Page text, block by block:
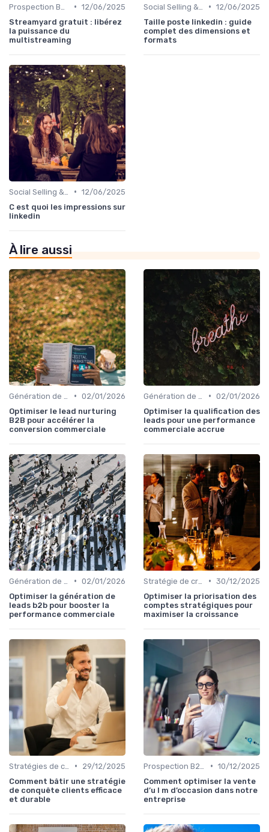
• 12/06/2025
Streamyard gratuit : libérez
la puissance du
multistreaming
• 12/06/2025
Taille poste linkedin : guide
complet des dimensions et
formats
• 12/06/2025
C est quoi les impressions sur
linkedin
À lire aussi
• 02/01/2026
Optimiser le lead nurturing
B2B pour accélérer la
conversion commerciale
• 02/01/2026
Optimiser la qualification des
leads pour une performance
commerciale accrue
• 02/01/2026
Optimiser la génération de
leads b2b pour booster la
performance commerciale
• 30/12/2025
Optimiser la priorisation des
comptes stratégiques pour
maximiser la croissance
•
29/12/2025
Comment bâtir une stratégie
de conquête clients efficace
et durable
• 10/12/2025
Comment optimiser la vente
d’u l m d’occasion dans notre
entreprise